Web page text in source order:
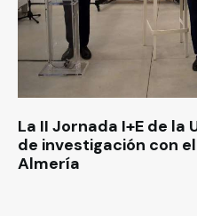
La II Jornada I+E de la
de investigación con
Almería